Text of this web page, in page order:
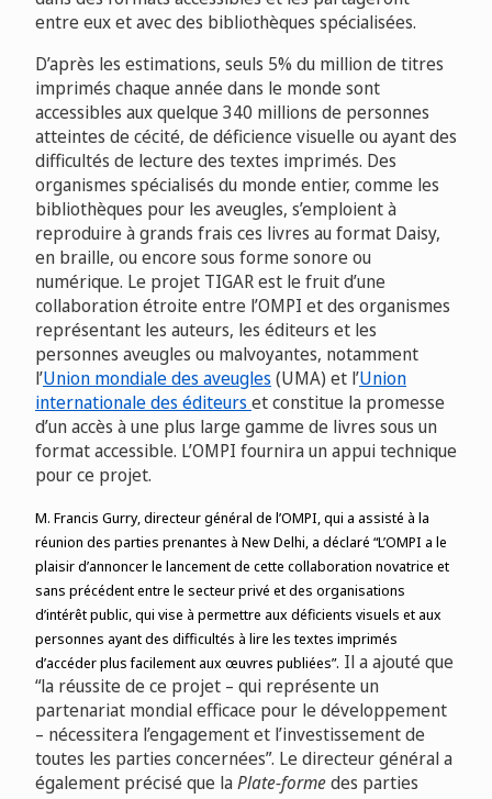
entre eux et avec des bibliothèques spécialisées.
D’après les estimations, seuls 5% du million de titres
imprimés chaque année dans le monde sont
accessibles aux quelque 340 millions de personnes
atteintes de cécité, de déficience visuelle ou ayant des
difficultés de lecture des textes imprimés. Des
organismes spécialisés du monde entier, comme les
bibliothèques pour les aveugles, s’emploient à
reproduire à grands frais ces livres au format Daisy,
en braille, ou encore sous forme sonore ou
numérique. Le projet TIGAR est le fruit d’une
collaboration étroite entre l’OMPI et des organismes
représentant les auteurs, les éditeurs et les
personnes aveugles ou malvoyantes, notamment
l’Union mondiale des aveugles (UMA) et l’Union
internationale des éditeurs et constitue la promesse
d’un accès à une plus large gamme de livres sous un
format accessible. L’OMPI fournira un appui technique
pour ce projet.
M. Francis Gurry, directeur général de l’OMPI, qui a assisté à la
réunion des parties prenantes à New Delhi, a déclaré “L’OMPI a le
plaisir d’annoncer le lancement de cette collaboration novatrice et
sans précédent entre le secteur privé et des organisations
d’intérêt public, qui vise à permettre aux déficients visuels et aux
personnes ayant des difficultés à lire les textes imprimés
d’accéder plus facilement aux œuvres publiées”. Il a ajouté que
“la réussite de ce projet – qui représente un
partenariat mondial efficace pour le développement
– nécessitera l’engagement et l’investissement de
toutes les parties concernées”. Le directeur général a
également précisé que laPlate‑formedes parties